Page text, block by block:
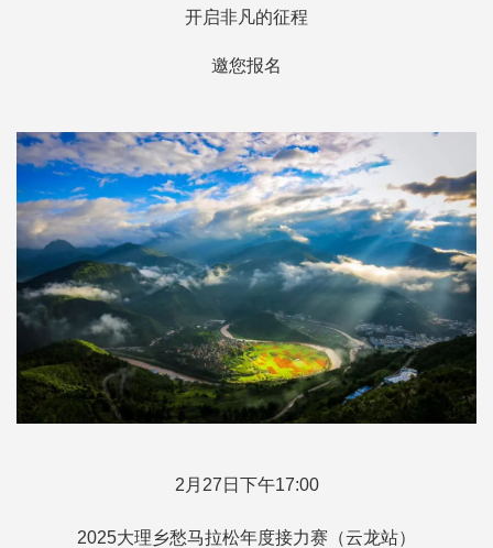
开启非凡的征程
邀您报名
2月27日下午17:00
2025大理乡愁马拉松年度接力赛（云龙站）